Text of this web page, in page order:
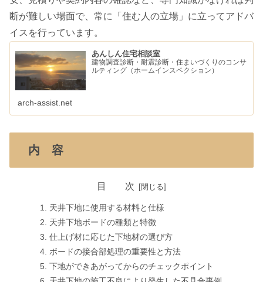
断が難しい場面で、常に「住む人の立場」に立ってアドバ
イスを行っています。
あんしん住宅相談室
建物調査診断・耐震診断・住まいづくりのコンサ
ルティング（ホームインスペクション）
arch-assist.net
内 容
目 次
天井下地に使用する材料と仕様
天井下地ボードの種類と特徴
仕上げ材に応じた下地材の選び方
ボードの接合部処理の重要性と方法
下地ができあがってからのチェックポイント